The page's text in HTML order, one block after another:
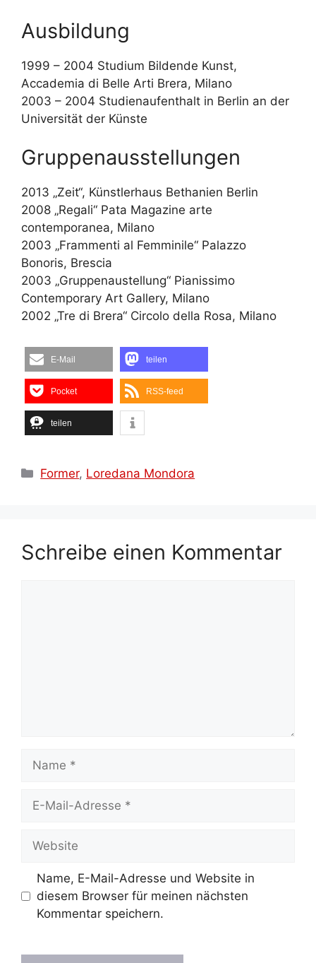
Ausbildung
1999 – 2004 Studium Bildende Kunst,
Accademia di Belle Arti Brera, Milano
2003 – 2004 Studienaufenthalt in Berlin an der
Universität der Künste
Gruppenausstellungen
2013 „Zeit“, Künstlerhaus Bethanien Berlin
2008 „Regali“ Pata Magazine arte
contemporanea, Milano
2003 „Frammenti al Femminile“ Palazzo
Bonoris, Brescia
2003 „Gruppenaustellung“ Pianissimo
Contemporary Art Gallery, Milano
2002 „Tre di Brera“ Circolo della Rosa, Milano
E-Mail teilen
Pocket RSS-feed
teilen
Kategorien
Former, Loredana Mondora
Schreibe einen Kommentar
Mail-
Name, E-Mail-Adresse und Website in
diesem Browser für meinen nächsten
Kommentar speichern.